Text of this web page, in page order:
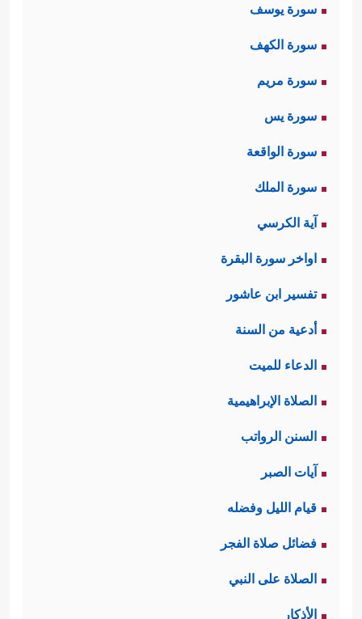
سورة يوسف
سورة الكهف
سورة مريم
سورة يس
سورة الواقعة
سورة الملك
آية الكرسي
اواخر سورة البقرة
تفسير ابن عاشور
أدعية من السنة
الدعاء للميت
الصلاة الإبراهيمية
السنن الرواتب
آيات الصبر
قيام الليل وفضله
فضائل صلاة الفجر
الصلاة على النبي
الأذكار